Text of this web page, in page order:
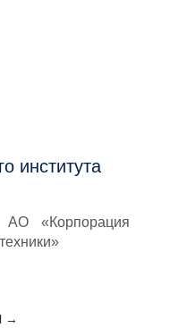
института
АО «Корпорация
→